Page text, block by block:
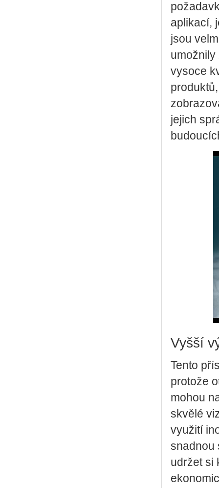
aplikací,
jsou
umožnily
vysoce
jejich
Vyšší
Tento
protože
mohou
skvělé
využití
snadnou
udržet si